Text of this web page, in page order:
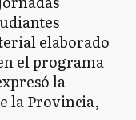
elaborado
el programa
la
la Provincia,